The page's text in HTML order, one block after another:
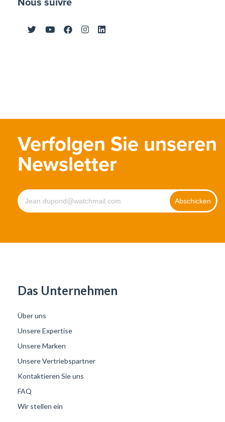
Verfolgen Sie unseren
Newsletter
Das Unternehmen
Über uns
Unsere Expertise
Unsere Marken
Unsere Vertriebspartner
Kontaktieren Sie uns
FAQ
Wir stellen ein